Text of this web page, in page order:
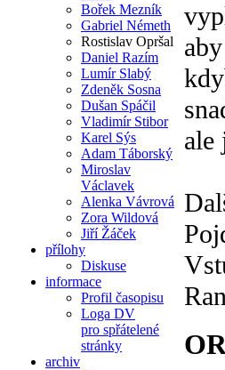
Bořek Mezník
Gabriel Németh
Rostislav Opršal
Daniel Razím
Lumír Slabý
Zdeněk Sosna
Dušan Spáčil
Vladimír Stibor
Karel Sýs
Adam Táborský
Miroslav
Václavek
Alenka Vávrová
Zora Wildová
Jiří Žáček
přílohy
Diskuse
informace
Profil časopisu
Loga DV
pro spřátelené
stránky
archiv
ale